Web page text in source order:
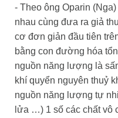
- Theo ông Oparin
nhau cùng đưa ra giả
cơ đơn giản đầu tiên
bằng con đường hóa
nguồn năng lượng là
khí quyển nguyên thuỷ
nguồn năng lượng tự
lửa …) 1 số các chất vô